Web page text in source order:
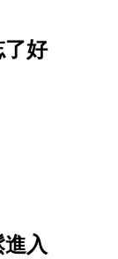
了好
入